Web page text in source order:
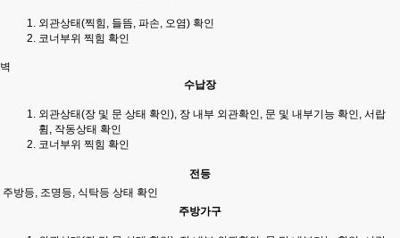
외관상태(찍힘, 들뜸, 파손, 오염) 확인
코너부위 찍힘 확인
벽
수납장
외관상태(장 및 문 상태 확인), 장 내부 외관확인, 문 및 내부기능 확인, 서랍
휨, 작동상태 확인
코너부위 찍힘 확인
전등
주방등, 조명등, 식탁등 상태 확인
주방가구